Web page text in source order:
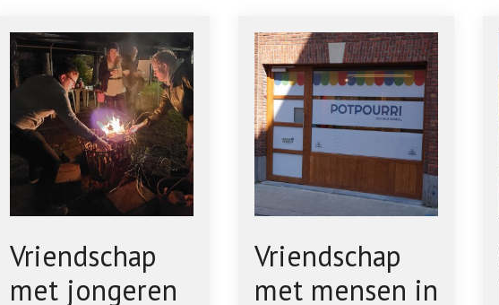
Vriendschap
met jongeren
Vriendschap
met mensen in